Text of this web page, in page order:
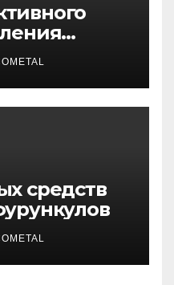
способы,
средств